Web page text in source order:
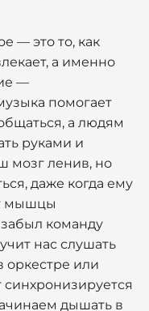
— это то, как
а именно
—
помогает
а людям
руками и
мозг ленив, но
даже когда ему
мышцы
команду
нас слушать
оркестре или
дышать в